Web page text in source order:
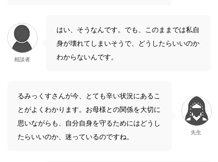
相談者
はい、そうなんです。でも、このままでは私自
身が壊れてしまいそうで、どうしたらいいのか
わからないんです。
るみっくすさんが今、とても辛い状況にあるこ
とがよくわかります。お母様との関係を大切に
思いながらも、自分自身を守るためにはどうし
たらいいのか、迷っているのですね。
先生